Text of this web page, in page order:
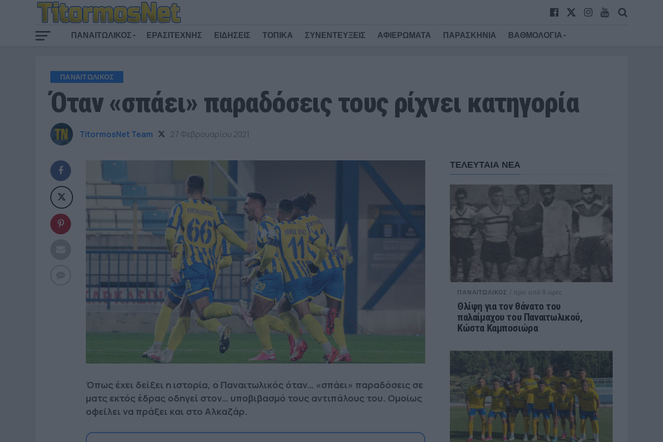
ΠΑΝΑΙΤΩΛΙΚΟΣ ΕΡΑΣΙΤΕΧΝΗΣ ΕΙΔΗΣΕΙΣ ΤΟΠΙΚΑ ΣΥΝΕΝΤΕΥΞΕΙΣ ΑΦΙΕΡΩΜΑΤΑ ΠΑΡΑΣΚΗΝΙΑ ΒΑΘΜΟΛΟΓΙΑ
ΠΑΝΑΙΤΩΛΙΚΟΣ
Όταν «σπάει» παραδόσεις τους ρίχνει κατηγορία
TitormosNet Team 27 Φεβρουαρίου 2021
Όπως έχει δείξει η ιστορία, ο Παναιτωλικός όταν… «σπάει» παραδόσεις σε
ματς εκτός έδρας οδηγεί στον… υποβιβασμό τους αντιπάλους του. Ομοίως
οφείλει να πράξει και στο Αλκαζάρ.
ΤΕΛΕΥΤΑΙΑ ΝΕΑ
ΠΑΝΑΙΤΩΛΙΚΟΣ / πριν από 9 ώρες
Θλίψη για τον θάνατο του
παλαίμαχου του Παναιτωλικού,
Κώστα Καμποσιώρα